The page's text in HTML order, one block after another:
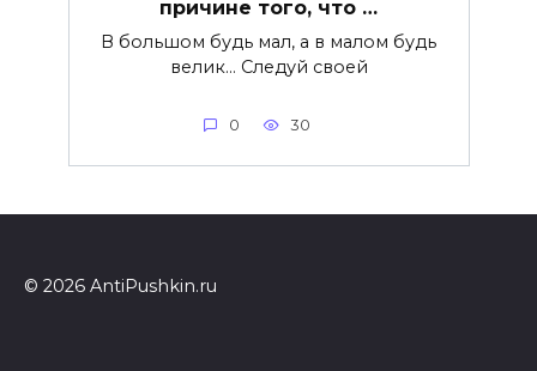
причине того, что …
В большом будь мал, а в малом будь
велик… Следуй своей
0 30
© 2026 AntiPushkin.ru